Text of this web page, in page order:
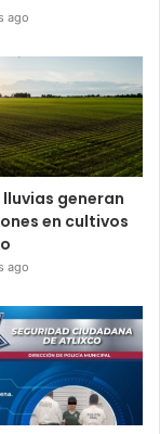
ago
generan
en cultivos
ago